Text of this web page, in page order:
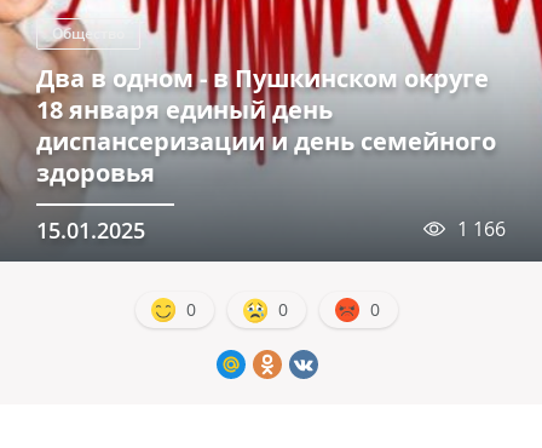
Общество
Два в одном - в Пушкинском округе
18 января единый день
диспансеризации и день семейного
здоровья
15.01.2025 1 166
0 0 0